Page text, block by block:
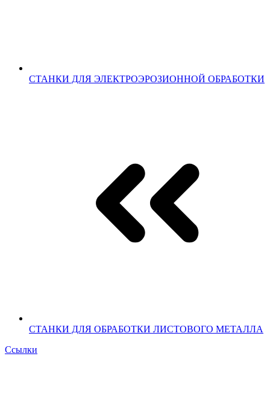
СТАНКИ ДЛЯ ЭЛЕКТРОЭРОЗИОННОЙ ОБРАБОТКИ
СТАНКИ ДЛЯ ОБРАБОТКИ ЛИСТОВОГО МЕТАЛЛА
Ссылки